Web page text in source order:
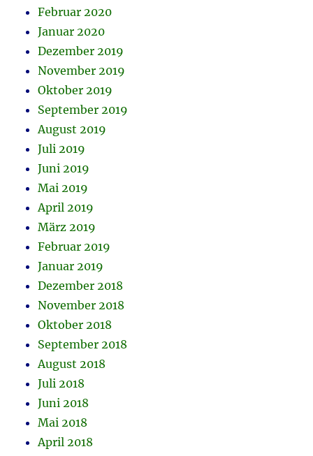
Februar 2020
Januar 2020
Dezember 2019
November 2019
Oktober 2019
September 2019
August 2019
Juli 2019
Juni 2019
Mai 2019
April 2019
März 2019
Februar 2019
Januar 2019
Dezember 2018
November 2018
Oktober 2018
September 2018
August 2018
Juli 2018
Juni 2018
Mai 2018
April 2018